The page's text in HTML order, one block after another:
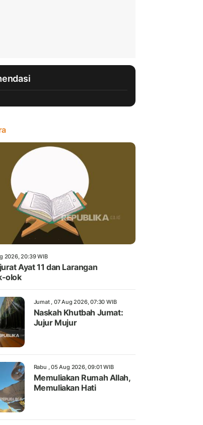
2026, 20:39 WIB
Ayat 11 dan Larangan
olok
Jumat , 07 Aug 2026, 07:30 WIB
Naskah Khutbah Jumat:
Jujur Mujur
Rabu , 05 Aug 2026, 09:01 WIB
Memuliakan Rumah Allah,
Memuliakan Hati